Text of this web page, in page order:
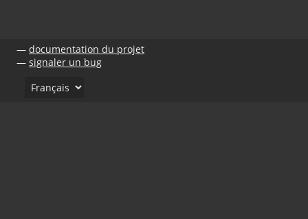
documentation du projet
signaler un bug